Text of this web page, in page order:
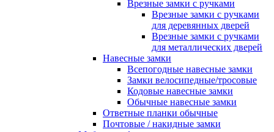
Врезные замки с ручками
Врезные замки с ручками
для деревянных дверей
Врезные замки с ручками
для металлических дверей
Навесные замки
Всепогодные навесные замки
Замки велосипедные/тросовые
Кодовые навесные замки
Обычные навесные замки
Ответные планки обычные
Почтовые / накидные замки